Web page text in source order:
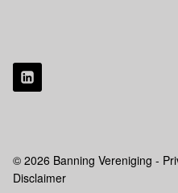
© 2026 Banning Vereniging -
Disclaimer